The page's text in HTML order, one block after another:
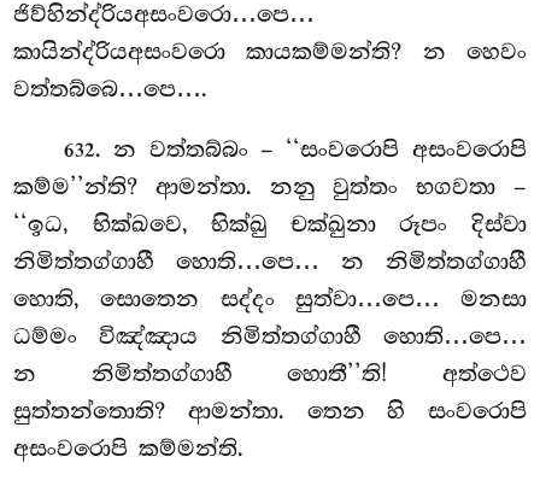
ජිව්හින්ද්රියඅසංවරො…පෙ…
කායින්ද්රියඅසංවරො කායකම්මන්ති? න හෙවං
වත්තබ්බෙ…පෙ….
632. න වත්තබ්බං – ‘‘සංවරොපි අසංවරොපි
කම්ම’’න්ති? ආමන්තා. නනු වුත්තං භගවතා –
‘‘ඉධ, භික්ඛවෙ, භික්ඛු චක්ඛුනා රූපං දිස්වා
නිමිත්තග්ගාහී හොති…පෙ… න නිමිත්තග්ගාහී
හොති, සොතෙන සද්දං සුත්වා…පෙ… මනසා
ධම්මං විඤ්ඤාය නිමිත්තග්ගාහී හොති…පෙ…
න නිමිත්තග්ගාහී හොතී’’ති! අත්ථෙව
සුත්තන්තොති? ආමන්තා. තෙන හි සංවරොපි
අසංවරොපි කම්මන්ති.